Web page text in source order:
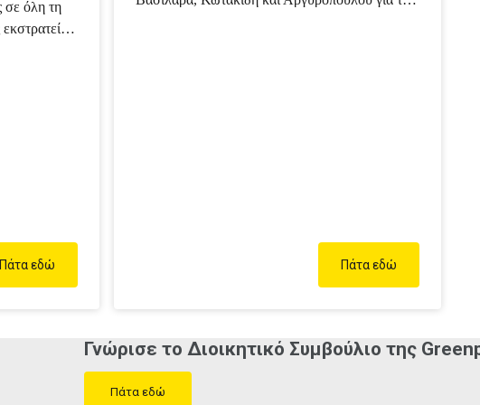
σε όλη τη
Πάτα εδώ Πάτα εδώ
Γνώρισε το Διοικητικό Συμβούλιο της
Πάτα εδώ